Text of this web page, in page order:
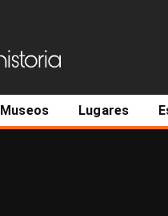
Museos Lugares